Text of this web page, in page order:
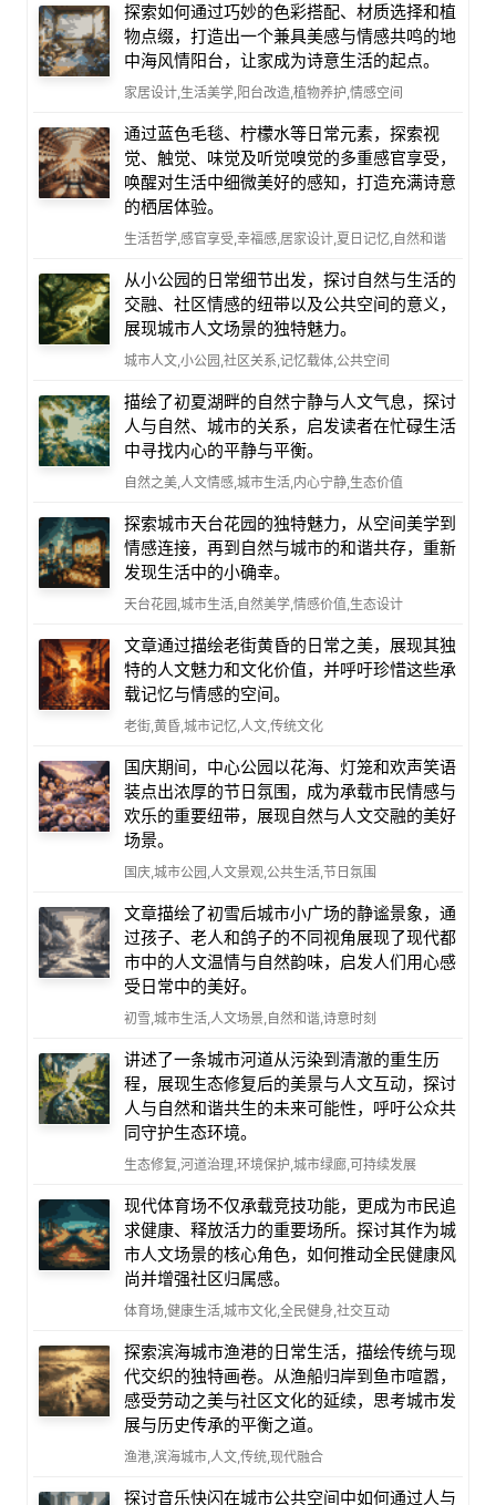
探索如何通过巧妙的色彩搭配、材质选择和植
物点缀，打造出一个兼具美感与情感共鸣的地
中海风情阳台，让家成为诗意生活的起点。
家居设计,生活美学,阳台改造,植物养护,情感空间
通过蓝色毛毯、柠檬水等日常元素，探索视
觉、触觉、味觉及听觉嗅觉的多重感官享受，
唤醒对生活中细微美好的感知，打造充满诗意
的栖居体验。
生活哲学,感官享受,幸福感,居家设计,夏日记忆,自然和谐
从小公园的日常细节出发，探讨自然与生活的
交融、社区情感的纽带以及公共空间的意义，
展现城市人文场景的独特魅力。
城市人文,小公园,社区关系,记忆载体,公共空间
描绘了初夏湖畔的自然宁静与人文气息，探讨
人与自然、城市的关系，启发读者在忙碌生活
中寻找内心的平静与平衡。
自然之美,人文情感,城市生活,内心宁静,生态价值
探索城市天台花园的独特魅力，从空间美学到
情感连接，再到自然与城市的和谐共存，重新
发现生活中的小确幸。
天台花园,城市生活,自然美学,情感价值,生态设计
文章通过描绘老街黄昏的日常之美，展现其独
特的人文魅力和文化价值，并呼吁珍惜这些承
载记忆与情感的空间。
老街,黄昏,城市记忆,人文,传统文化
国庆期间，中心公园以花海、灯笼和欢声笑语
装点出浓厚的节日氛围，成为承载市民情感与
欢乐的重要纽带，展现自然与人文交融的美好
场景。
国庆,城市公园,人文景观,公共生活,节日氛围
文章描绘了初雪后城市小广场的静谧景象，通
过孩子、老人和鸽子的不同视角展现了现代都
市中的人文温情与自然韵味，启发人们用心感
受日常中的美好。
初雪,城市生活,人文场景,自然和谐,诗意时刻
讲述了一条城市河道从污染到清澈的重生历
程，展现生态修复后的美景与人文互动，探讨
人与自然和谐共生的未来可能性，呼吁公众共
同守护生态环境。
生态修复,河道治理,环境保护,城市绿廊,可持续发展
现代体育场不仅承载竞技功能，更成为市民追
求健康、释放活力的重要场所。探讨其作为城
市人文场景的核心角色，如何推动全民健康风
尚并增强社区归属感。
体育场,健康生活,城市文化,全民健身,社交互动
探索滨海城市渔港的日常生活，描绘传统与现
代交织的独特画卷。从渔船归岸到鱼市喧嚣，
感受劳动之美与社区文化的延续，思考城市发
展与历史传承的平衡之道。
渔港,滨海城市,人文,传统,现代融合
探讨音乐快闪在城市公共空间中如何通过人与